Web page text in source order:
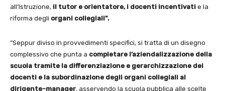
all’Istruzione, il tutor e orientatore, i docenti incentivati e la
riforma degli organi collegiali”.
“Seppur diviso in provvedimenti specifici, si tratta di un disegno
complessivo che punta a completare l’aziendalizzazione della
scuola tramite la differenziazione e gerarchizzazione dei
docenti e la subordinazione degli organi collegiali al
dirigente-manager, asservendo la scuola pubblica alle scelte